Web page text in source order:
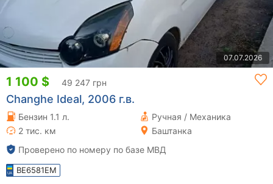
07.07.2026
1 100 $ 49 247 грн
Changhe Ideal, 2006 г.в.
Бензин 1.1 л.
Ручная / Механика
2 тис. км
Баштанка
Проверено по номеру по базе МВД
BE6581EM